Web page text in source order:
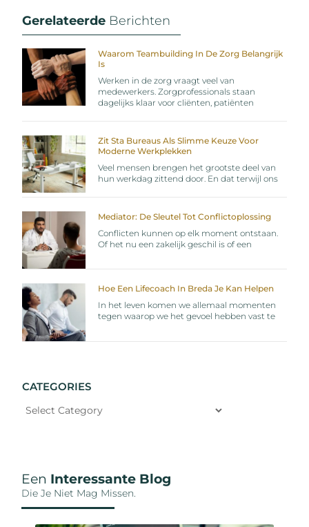
Gerelateerde Berichten
Waarom Teambuilding In De Zorg Belangrijk
Is
Werken in de zorg vraagt veel van
medewerkers. Zorgprofessionals staan
dagelijks klaar voor cliënten, patiënten
Zit Sta Bureaus Als Slimme Keuze Voor
Moderne Werkplekken
Veel mensen brengen het grootste deel van
hun werkdag zittend door. En dat terwijl ons
Mediator: De Sleutel Tot Conflictoplossing
Conflicten kunnen op elk moment ontstaan.
Of het nu een zakelijk geschil is of een
Hoe Een Lifecoach In Breda Je Kan Helpen
In het leven komen we allemaal momenten
tegen waarop we het gevoel hebben vast te
CATEGORIES
Een Interessante Blog
Die Je Niet Mag Missen.